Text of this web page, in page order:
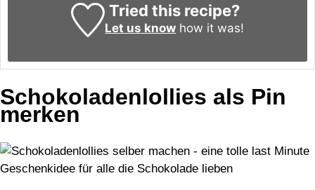
Tried this recipe?
Let us know how it was!
Schokoladenlollies als Pin
merken